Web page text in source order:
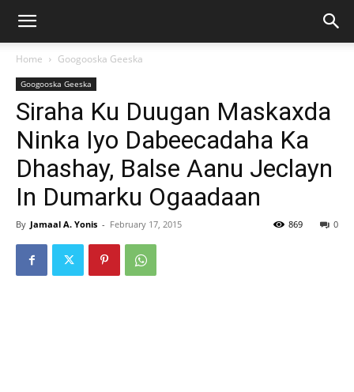
Home Googooska Geeska
Googooska Geeska
Siraha Ku Duugan Maskaxda
Ninka Iyo Dabeecadaha Ka
Dhashay, Balse Aanu Jeclayn
In Dumarku Ogaadaan
By Jamaal A. Yonis - February 17, 2015 0
869